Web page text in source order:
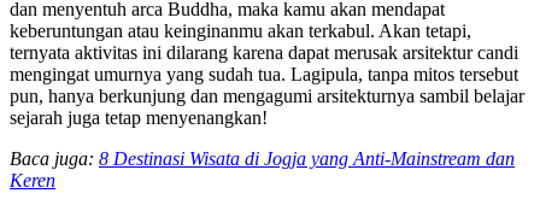
dan menyentuh arca Buddha, maka kamu akan mendapat
keberuntungan atau keinginanmu akan terkabul. Akan tetapi,
ternyata aktivitas ini dilarang karena dapat merusak arsitektur candi
mengingat umurnya yang sudah tua. Lagipula, tanpa mitos tersebut
pun, hanya berkunjung dan mengagumi arsitekturnya sambil belajar
sejarah juga tetap menyenangkan!
Baca juga: 8 Destinasi Wisata di Jogja yang Anti-Mainstream dan
Keren